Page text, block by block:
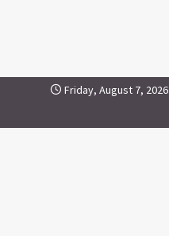
Skip to contentFriday, August 7, 2026